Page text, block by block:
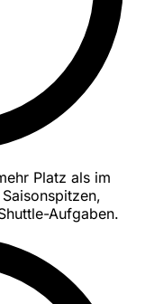
Platz als im
Aufgaben.